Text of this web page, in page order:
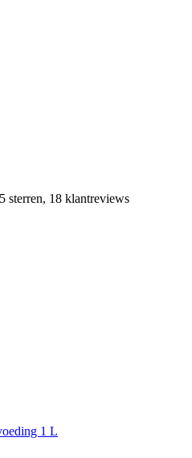
sterren, 18 klantreviews
1 L